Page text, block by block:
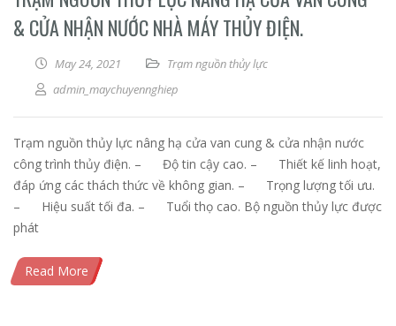
& CỬA NHẬN NƯỚC NHÀ MÁY THỦY ĐIỆN.
May 24, 2021
Trạm nguồn thủy lực
admin_maychuyennghiep
Trạm nguồn thủy lực nâng hạ cửa van cung & cửa nhận nước
công trình thủy điện. – Độ tin cậy cao. – Thiết kế linh hoạt,
đáp ứng các thách thức về không gian. – Trọng lượng tối ưu.
– Hiệu suất tối đa. – Tuổi thọ cao. Bộ nguồn thủy lực được
phát
Read More